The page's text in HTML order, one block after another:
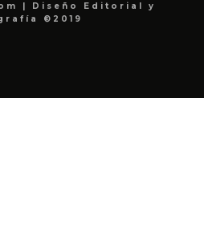
| Diseño Editorial y
©2019